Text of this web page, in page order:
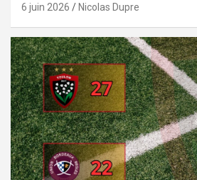
6 juin 2026 Nicolas Dupre